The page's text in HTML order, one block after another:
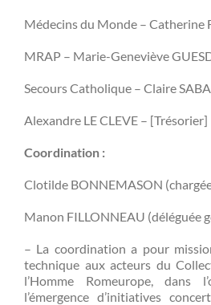
Médecins du Monde – Catherine
MRAP – Marie-Geneviève
Secours Catholique – Claire
Alexandre LE CLEVE – [Trésorier]
Coordination :
Clotilde BONNEMASON
Manon FILLONNEAU (déléguée
– La coordination a pour
technique aux acteurs du
l’Homme Romeurope, dans
l’émergence d’initiatives